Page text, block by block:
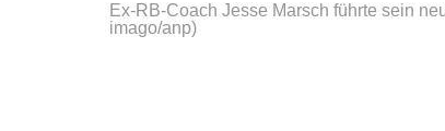
Ex-RB-Coach Jesse Marsch führte sein
imago/anp)